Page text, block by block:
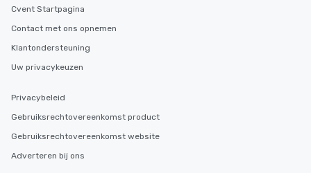
Cvent Startpagina
Contact met ons opnemen
Klantondersteuning
Uw privacykeuzen
Privacybeleid
Gebruiksrechtovereenkomst product
Gebruiksrechtovereenkomst website
Adverteren bij ons